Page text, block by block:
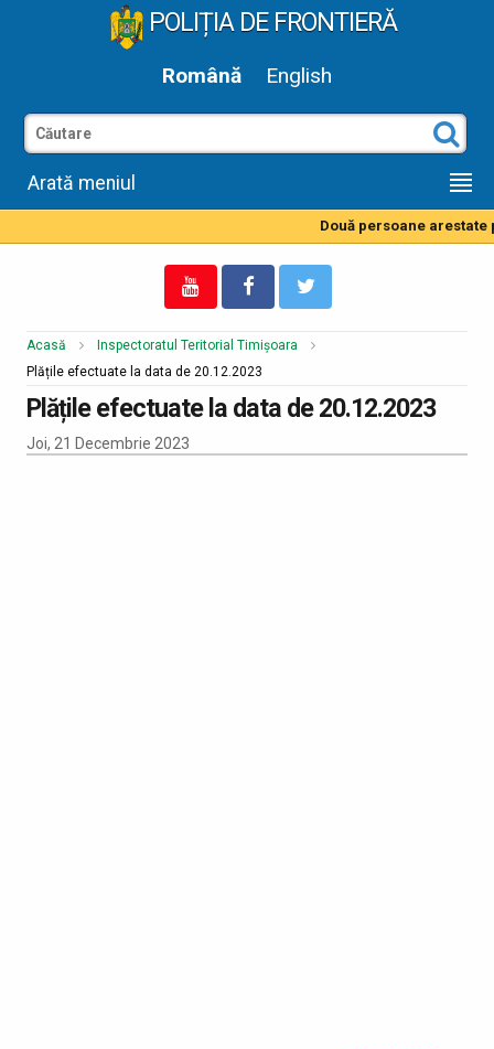
POLIȚIA DE FRONTIERĂ
Română English
Arată meniul
Două persoane
Acasă
Inspectoratul Teritorial Timișoara
Plățile efectuate la data de 20.12.2023
Plățile efectuate la data de 20.12.2023
Joi, 21 Decembrie 2023